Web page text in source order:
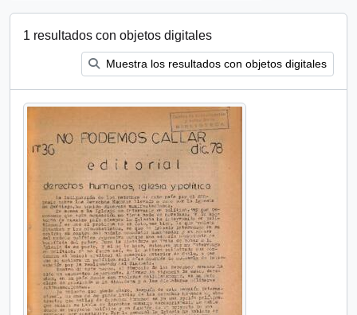
1 resultados con objetos digitales
Muestra los resultados con objetos digitales